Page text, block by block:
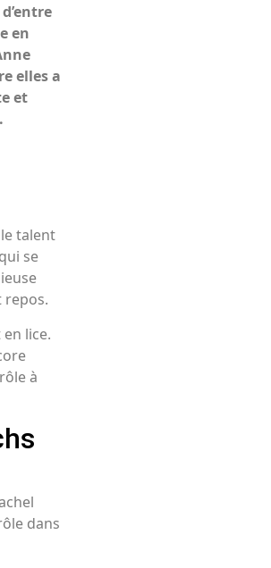
en
elles a
et
talent
se
repos.
lice.
à
dans